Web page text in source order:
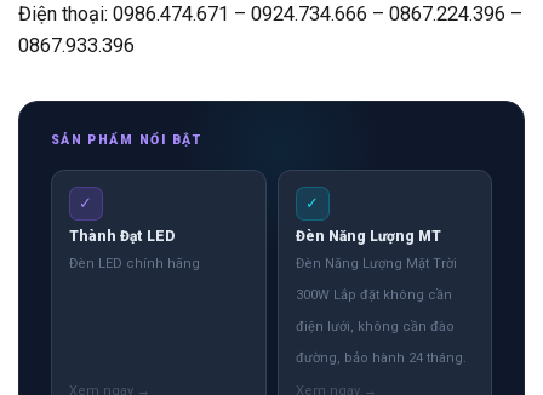
Điện thoại: 0986.474.671 – 0924.734.666 – 0867.224.396 –
0867.933.396
SẢN PHẨM NỔI BẬT
✓
Thành Đạt LED
Đèn LED chính hãng
✓
Đèn Năng Lượng MT
Đèn Năng Lượng Mặt Trời
300W Lắp đặt không cần
điện lưới, không cần đào
đường, bảo hành 24 tháng.